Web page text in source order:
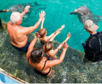
Tijdsduur
Beschikbaarheid